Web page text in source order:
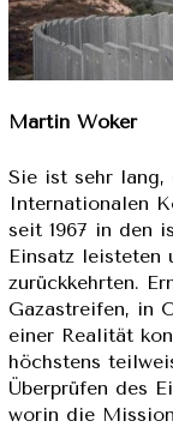
Martin Woker
Sie ist sehr lang,
Internationalen
seit 1967 in den
Einsatz leisteten
zurückkehrten.
Gazastreifen, in
einer Realität
höchstens
Überprüfen des
worin die